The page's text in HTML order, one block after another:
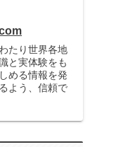
たり世界各地
と実体験をも
める情報を発
よう、信頼で